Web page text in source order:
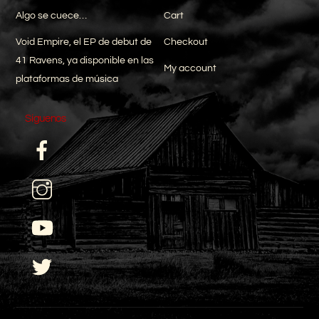
Algo se cuece…
Void Empire, el EP de debut de
41 Ravens, ya disponible en las
plataformas de música
Cart
Checkout
My account
Síguenos
Facebook
I
YouTube
Twitter